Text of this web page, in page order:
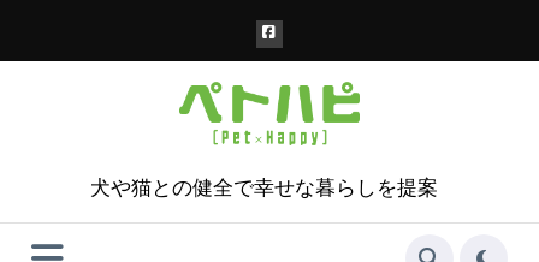
犬や猫との健全で幸せな暮らしを提案